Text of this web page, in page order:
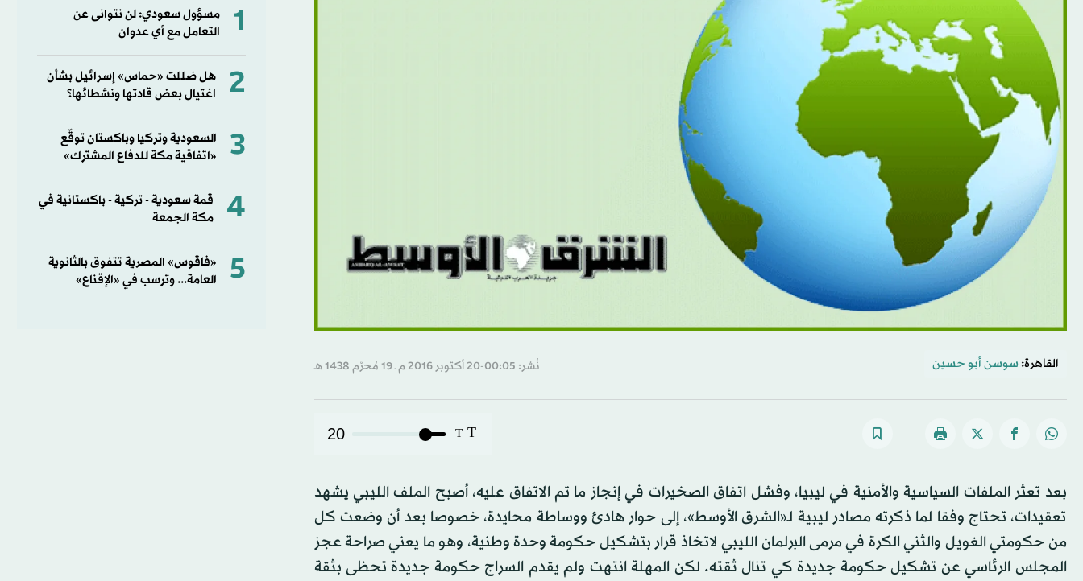
القاهرة: سوسن أبو حسين نُشر: 00:05-20 أكتوبر 2016 م ـ 19 مُحرَّم 1438 هـ
T
T
20
بعد تعثر الملفات السياسية والأمنية في ليبيا، وفشل اتفاق الصخيرات في إنجاز ما تم الاتفاق عليه، أصبح الملف الليبي يشهد
تعقيدات، تحتاج وفقا لما ذكرته مصادر ليبية لـ«الشرق الأوسط»، إلى حوار هادئ ووساطة محايدة، خصوصا بعد أن وضعت كل
من حكومتي الغويل والثني الكرة في مرمى البرلمان الليبي لاتخاذ قرار بتشكيل حكومة وحدة وطنية، وهو ما يعني صراحة عجز
المجلس الرئاسي عن تشكيل حكومة جديدة كي تنال ثقته. لكن المهلة انتهت ولم يقدم السراج حكومة جديدة تحظى بثقة
1
مسؤول سعودي: لن نتوانى عن
التعامل مع أي عدوان
2
هل ضللت «حماس» إسرائيل بشأن
اغتيال بعض قادتها ونشطائها؟
3
السعودية وتركيا وباكستان توقّع
«اتفاقية مكة للدفاع المشترك»
4
قمة سعودية - تركية - باكستانية في
مكة الجمعة
5
«فاقوس» المصرية تتفوق بالثانوية
العامة... وترسب في «الإقناع»